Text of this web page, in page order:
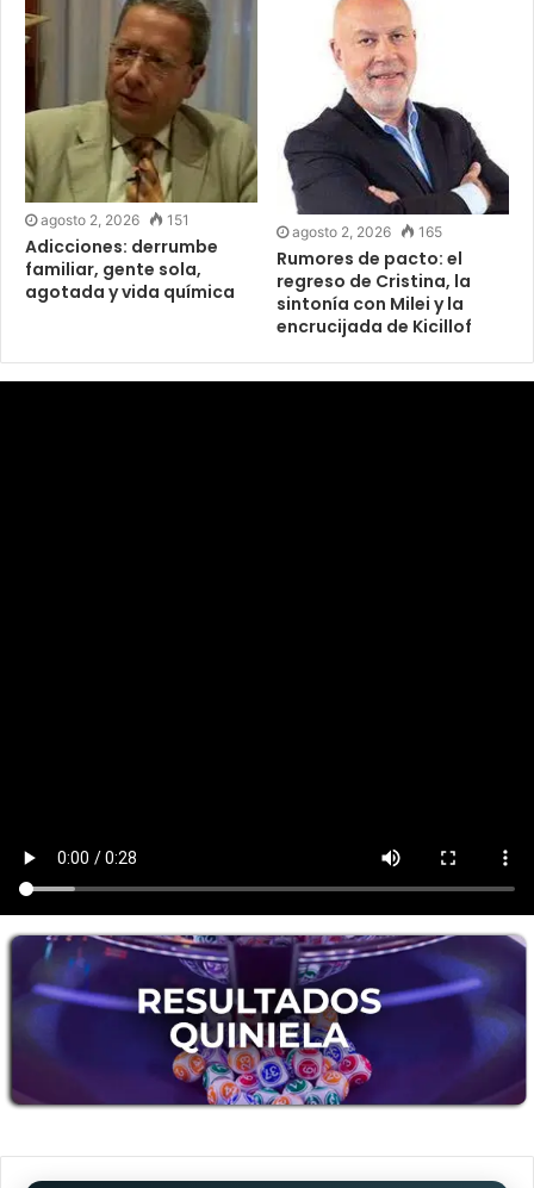
agosto 2, 2026 151
Adicciones: derrumbe
familiar, gente sola,
agotada y vida química
agosto 2, 2026 165
Rumores de pacto: el
regreso de Cristina, la
sintonía con Milei y la
encrucijada de Kicillof